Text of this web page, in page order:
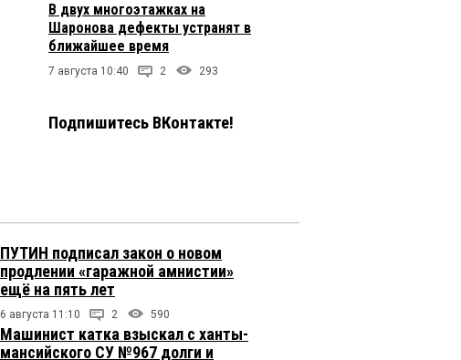
В двух многоэтажках на
Шаронова дефекты устранят в
ближайшее время
7 августа 10:40 2 293
Подпишитесь ВКонтакте!
ПУТИН подписал закон о новом
продлении «гаражной амнистии»
ещё на пять лет
6 августа 11:10 2 590
Машинист катка взыскал с ханты-
мансийского СУ №967 долги и